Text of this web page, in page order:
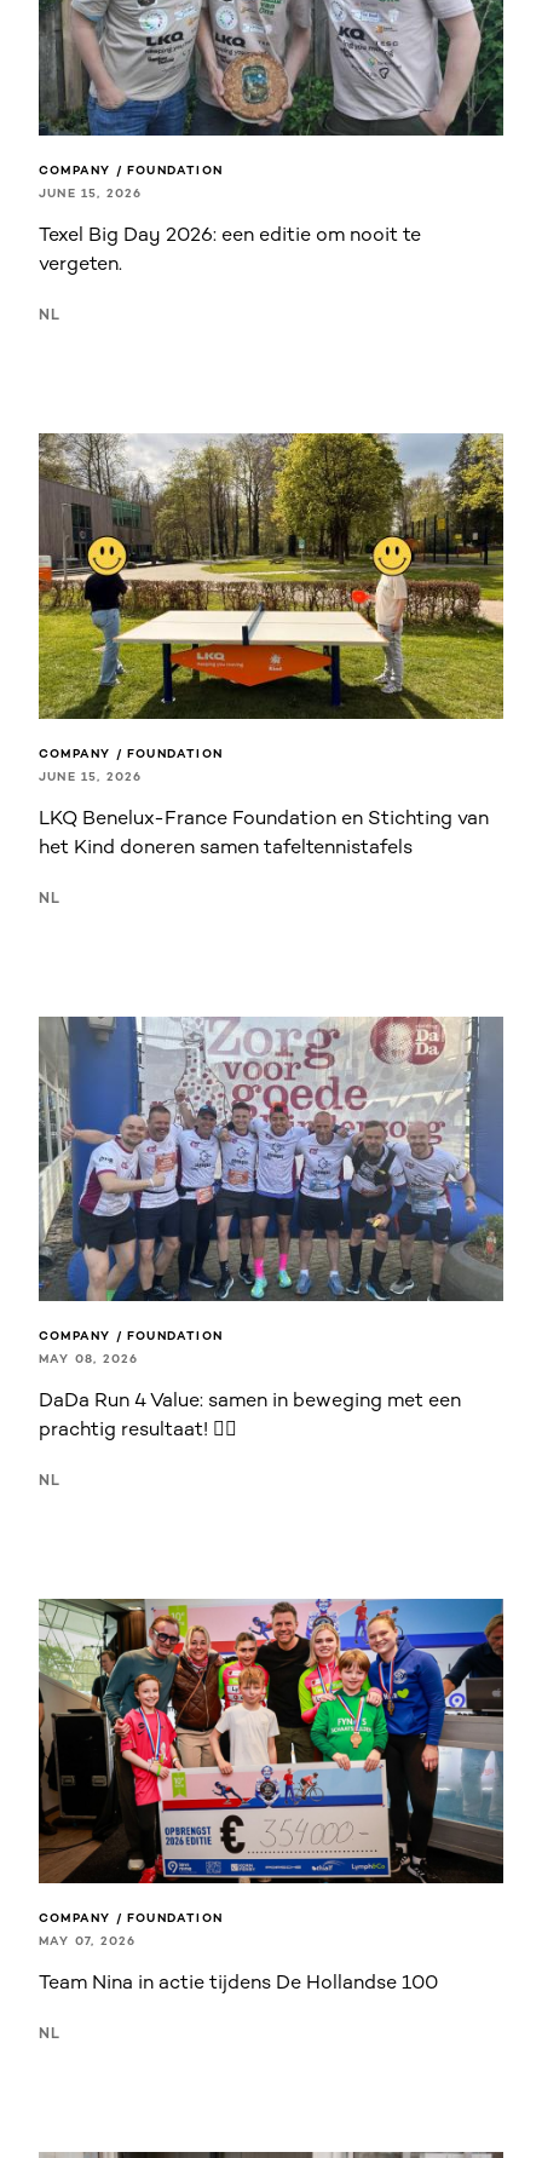
COMPANY / FOUNDATION
JUNE 15, 2026
Texel Big Day 2026: een editie om nooit te
vergeten.
NL
COMPANY / FOUNDATION
JUNE 15, 2026
LKQ Benelux-France Foundation en Stichting van
het Kind doneren samen tafeltennistafels
NL
COMPANY / FOUNDATION
MAY 08, 2026
DaDa Run 4 Value: samen in beweging met een
prachtig resultaat! 🏃‍♂️
NL
COMPANY / FOUNDATION
MAY 07, 2026
Team Nina in actie tijdens De Hollandse 100
NL